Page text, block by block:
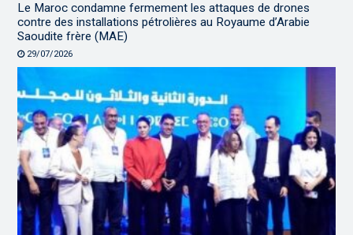
Le Maroc condamne fermement les attaques de drones
contre des installations pétrolières au Royaume d’Arabie
Saoudite frère (MAE)
29/07/2026